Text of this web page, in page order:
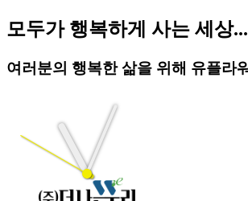
모두가 행복하게 사는 세상...
여러분의 행복한 삶을 위해 유플라